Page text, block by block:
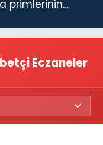
primlerinin
Eczaneler